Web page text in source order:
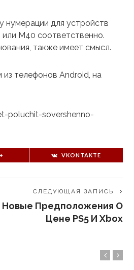
нумерации для устройств
или M40 соответственно.
также имеет смысл.
из телефонов Android, на
poluchit-sovershenno-
VKONTAKTE
СЛЕДУЮЩАЯ ЗАПИСЬ
Новые Предположения О
Цене PS5 И Xbox